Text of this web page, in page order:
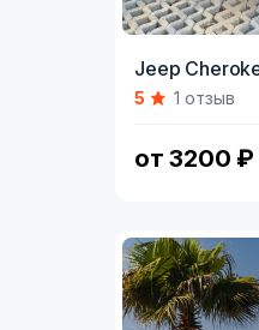
of
Jeep
5
1 отзыв
от 3200 ₽